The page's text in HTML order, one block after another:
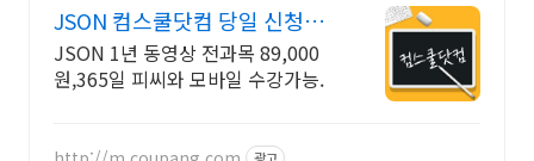
JSON 컴스쿨닷컴 당일 신청&
결제시 기프티콘!
JSON 1년 동영상 전과목 89,000
원,365일 피씨와 모바일 수강가능.
광고